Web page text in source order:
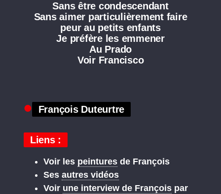
Sans être condescendant
Sans aimer particulièrement faire
peur au petits enfants
Je préfère les emmener
Au Prado
Voir Francisco
François Duteurtre
Liens :
Voir les peintures de François
Ses autres vidéos
Voir une interview de François par